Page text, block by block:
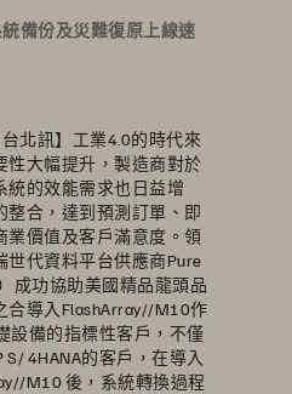
備份及災難復原上線速
台北訊】工業4.0的時代來
性大幅提升，製造商對於
統的效能需求也日益增
整合，達到預測訂單、即
業價值及客戶滿意度。領
代資料平台供應商Pure
成功協助美國精品龍頭品
合導入FlashArray//M10作
設備的指標性客戶，不僅
4HANA的客戶，在導入
M10 後，系統轉換過程